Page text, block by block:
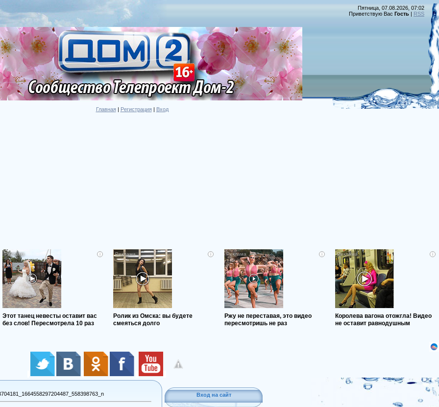
Главная| Регистрация| Вход
Пятница, 07.08.2026, 07:02
Приветствую Вас Гость | RSS
i
Этот танец невесты оставит вас
без слов! Пересмотрела 10 раз
i
Ролик из Омска: вы будете
смеяться долго
i
Ржу не переставая, это видео
пересмотришь не раз
i
Королева вагона отожгла! Видео
не оставит равнодушным
Вход на сайт